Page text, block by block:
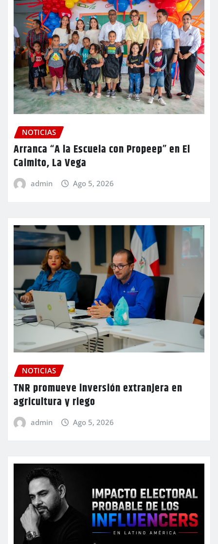
NOTICIAS
Arranca “A la Escuela con Propeep” en El
Caimito, La Vega
admin Ago 5, 2026
NOTICIAS
TNR promueve inversión extranjera en
agricultura y riego
admin Ago 5, 2026